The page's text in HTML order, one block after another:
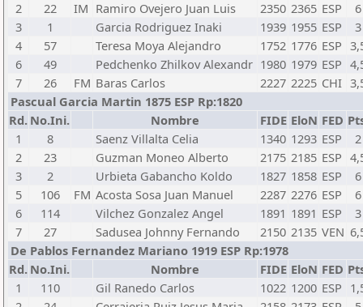
2
22 IM Ramiro Ovejero Juan Luis 2350 2365 ESP
6
3
1 Garcia Rodriguez Inaki 1939 1955 ESP
3
4
57 Teresa Moya Alejandro 1752 1776 ESP
6
49 Pedchenko Zhilkov Alexandr 1980 1979 ESP
7
26 FM Baras Carlos 2227 2225 CHI
Pascual Garcia Martin 1875 ESP Rp:1820
Rd. No.Ini. Nombre FIDE EloN FED
1
8 Saenz Villalta Celia 1340 1293 ESP
2
2
23 Guzman Moneo Alberto 2175 2185 ESP
3
2 Urbieta Gabancho Koldo 1827 1858 ESP
6
5
106 FM Acosta Sosa Juan Manuel 2287 2276 ESP
6
6
114 Vilchez Gonzalez Angel 1891 1891 ESP
3
7
27 Sadusea Johnny Fernando 2150 2135 VEN
De Pablos Fernandez Mariano 1919 ESP Rp:1978
Rd. No.Ini. Nombre FIDE EloN FED
1
110 Gil Ranedo Carlos 1022 1200 ESP